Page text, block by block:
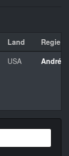
Land Regie
USA André